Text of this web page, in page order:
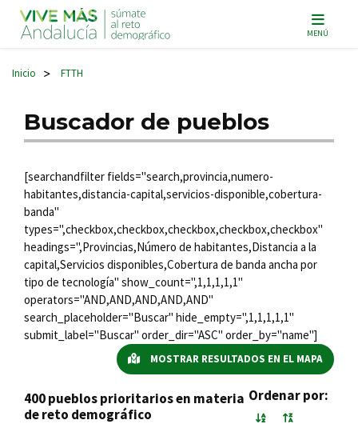
Navegación principal MENÚ
Inicio > FTTH
Buscador de pueblos
[searchandfilter fields="search,provincia,numero-
habitantes,distancia-capital,servicios-disponible,cobertura-
banda"
types=",checkbox,checkbox,checkbox,checkbox,checkbox"
headings=",Provincias,Número de habitantes,Distancia a la
capital,Servicios disponibles,Cobertura de banda ancha por
tipo de tecnología" show_count=",1,1,1,1,1"
operators="AND,AND,AND,AND,AND"
search_placeholder="Buscar" hide_empty=",1,1,1,1,1"
submit_label="Buscar" order_dir="ASC" order_by="name"]
MOSTRAR RESULTADOS EN EL MAPA
400 pueblos prioritarios en materia
de reto demográfico
Ordenar por: